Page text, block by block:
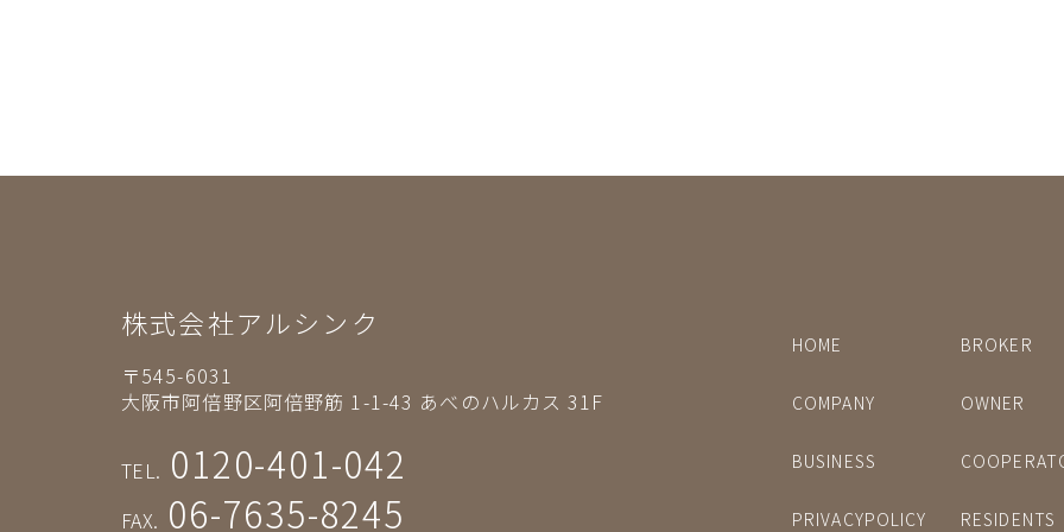
株式会社アルシンク
〒545-6031
大阪市阿倍野区阿倍野筋 1-1-43 あべのハルカス 31F
TEL. 0120-401-042
FAX. 06-7635-8245
HOME BROKER
COMPANY OWNER
BUSINESS
PRIVACYPOLICY RESIDENTS